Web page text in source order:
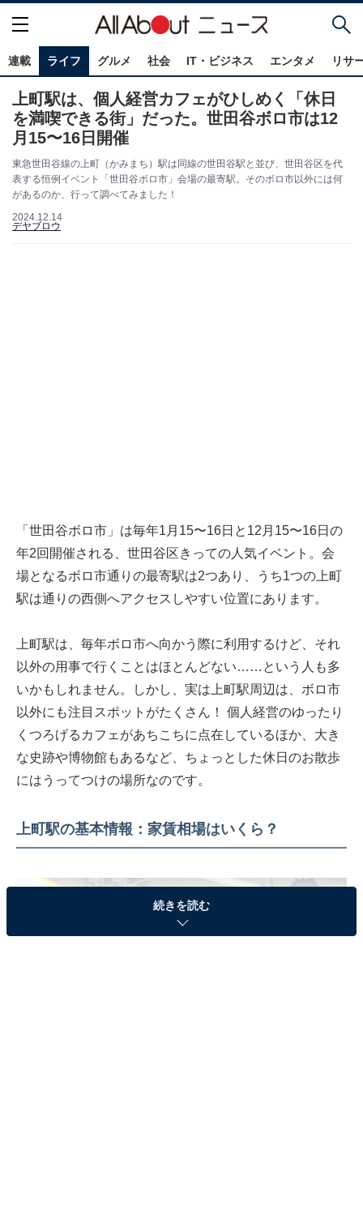
連載 ライフ グルメ 社会 IT・ビジネス エンタメ リサ
上町駅は、個人経営カフェがひしめく「休日
を満喫できる街」だった。世田谷ボロ市は12
月15〜16日開催
東急世田谷線の上町（かみまち）駅は同線の世田谷駅と並び、世田谷区を代
表する恒例イベント「世田谷ボロ市」会場の最寄駅。そのボロ市以外には何
があるのか、行って調べてみました！
2024.12.14
デヤブロウ
「世田谷ボロ市」は毎年1月15〜16日と12月15〜16日の
年2回開催される、世田谷区きっての人気イベント。会
場となるボロ市通りの最寄駅は2つあり、うち1つの上町
駅は通りの西側へアクセスしやすい位置にあります。
上町駅は、毎年ボロ市へ向かう際に利用するけど、それ
以外の用事で行くことはほとんどない……という人も多
いかもしれません。しかし、実は上町駅周辺は、ボロ市
以外にも注目スポットがたくさん！ 個人経営のゆったり
くつろげるカフェがあちこちに点在しているほか、大き
な史跡や博物館もあるなど、ちょっとした休日のお散歩
にはうってつけの場所なのです。
上町駅の基本情報：家賃相場はいくら？
続きを読む